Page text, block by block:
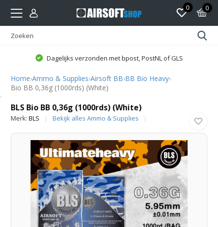
0 0
Dagelijks verzonden met bpost, PostNL of GLS
Home›Ammo & Supplies›Airsoft BB›BB Bio Heavy›
Bio BB 0,36g (1000rds) (White)
BLS Bio BB 0,36g (1000rds) (White)
Merk:BLS Bekijk alles Ammo & Supplies